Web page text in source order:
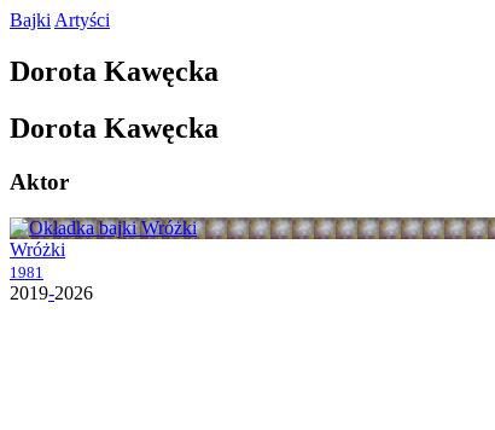
Bajki Artyści
Dorota Kawęcka
Dorota Kawęcka
Aktor
Wróżki
1981
2019-2026